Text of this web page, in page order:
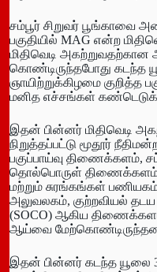
சம்பூர் சிறுவர்
பகுதியில் MAG என்ற
மிதிவெடி அகற்றுவதற்கான
கொண்டிருந்தபோது கடந்த
ஞாயிற்றுக்கிழமை குறித்த
மனித எச்சங்கள்
இதன் பின்னர் மிதிவெடி
நிறுத்தப்பட்டு மூதூர்
பகுப்பாய்வு திணைக்களம்,
தொல்பொருள் திணைக்களம்,
மற்றும் சுரங்கங்கள்
அலுவலகம், குற்றவியல்
(SOCO) ஆகிய
ஆய்வை
இதன் பின்னர் கடந்த யூலை